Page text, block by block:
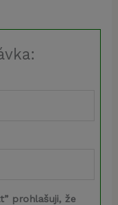
prohlašuji, že